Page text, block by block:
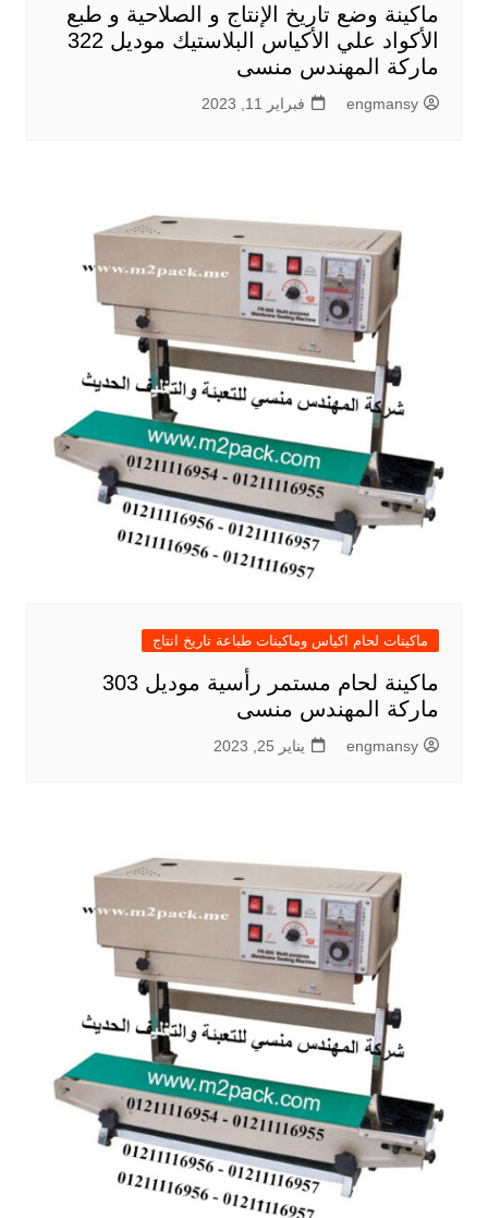
ماكينة وضع تاريخ الإنتاج و الصلاحية و طبع
الأكواد علي الأكياس البلاستيك موديل 322
ماركة المهندس منسى
engmansy فبراير 11, 2023
ماكينات لحام اكياس وماكينات طباعة تاريخ انتاج
ماكينة لحام مستمر رأسية موديل 303
ماركة المهندس منسى
engmansy يناير 25, 2023